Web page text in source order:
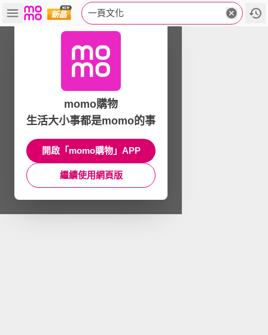
一頁文化
momo購物
生活大小事都是momo的事
開啟「momo購物」APP
繼續使用網頁版